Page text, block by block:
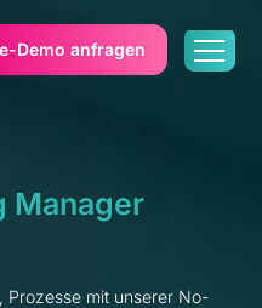
Demo anfragen
Manager
Prozesse mit unserer No-